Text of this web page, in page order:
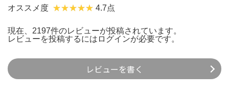
オススメ度 4.7点
現在、2197件のレビューが投稿されています。
レビューを投稿するには ログインが必要です。
レビューを書く